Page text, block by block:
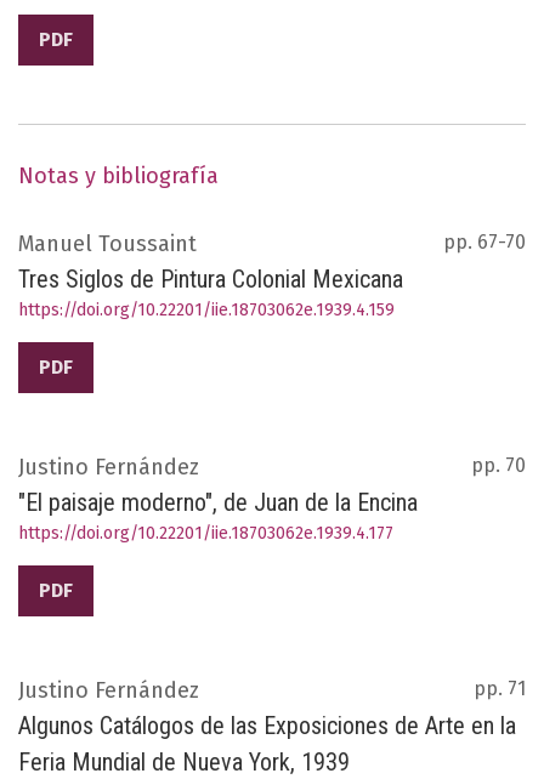
PDF
Notas y bibliografía
Manuel Toussaint pp. 67-70
Tres Siglos de Pintura Colonial Mexicana
https://doi.org/10.22201/iie.18703062e.1939.4.159
PDF
Justino Fernández pp. 70
"El paisaje moderno", de Juan de la Encina
https://doi.org/10.22201/iie.18703062e.1939.4.177
PDF
Justino Fernández pp. 71
Algunos Catálogos de las Exposiciones de Arte en la
Feria Mundial de Nueva York, 1939